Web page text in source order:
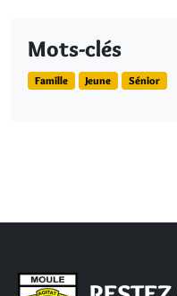
Mots-clés
Famille Jeune Sénior